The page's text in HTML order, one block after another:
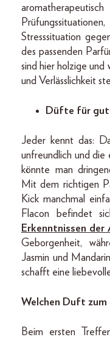
Stresssituation
des passenden
sind hier holzige
und Verlässlichkeit
Düfte für
Jeder kennt das:
unfreundlich und
könnte man
Mit dem richtigen
Kick manchmal
Flacon befindet
Erkenntnissen der
Geborgenheit,
Jasmin und
schafft eine
Welchen Duft zum
Beim ersten